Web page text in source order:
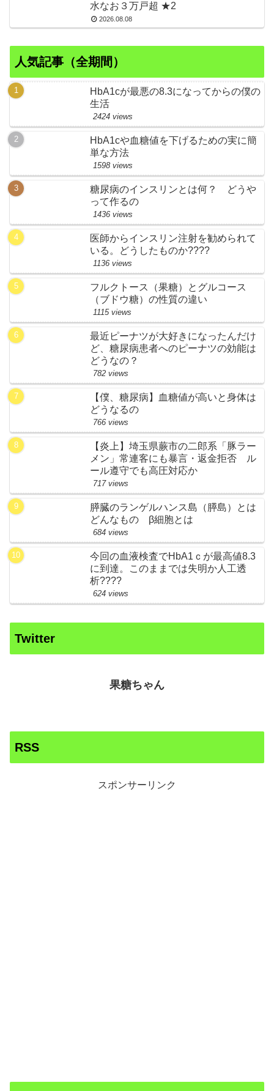
水なお３万戸超 ★2
2026.08.08
人気記事（全期間）
HbA1cが最悪の8.3になってからの僕の
生活
2424 views
HbA1cや血糖値を下げるための実に簡
単な方法
1598 views
糖尿病のインスリンとは何？ どうや
って作るの
1436 views
医師からインスリン注射を勧められて
いる。どうしたものか????
1136 views
フルクトース（果糖）とグルコース
（ブドウ糖）の性質の違い
1115 views
最近ピーナツが大好きになったんだけ
ど、糖尿病患者へのピーナツの効能は
どうなの？
782 views
【僕、糖尿病】血糖値が高いと身体は
どうなるの
766 views
【炎上】埼玉県蕨市の二郎系「豚ラー
メン」常連客にも暴言・返金拒否 ル
ール遵守でも高圧対応か
717 views
膵臓のランゲルハンス島（膵島）とは
どんなもの β細胞とは
684 views
今回の血液検査でHbA1ｃが最高値8.3
に到達。このままでは失明か人工透
析????
624 views
Twitter
果糖ちゃん
RSS
スポンサーリンク